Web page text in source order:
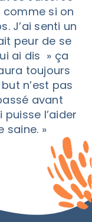
comme si on
J’ai senti un
peur de se
ai dis » ça
toujours
n’est pas
avant
l’aider
saine. »